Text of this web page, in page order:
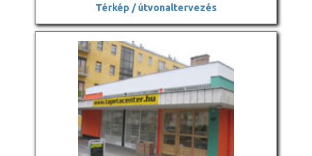
Térkép / útvonaltervezés